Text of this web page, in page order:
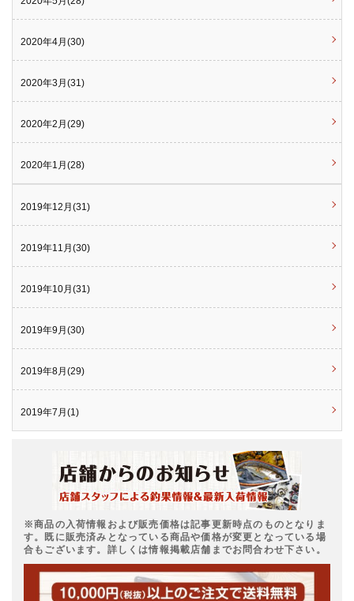
2020年4月(30)
2020年3月(31)
2020年2月(29)
2020年1月(28)
2019年12月(31)
2019年11月(30)
2019年10月(31)
2019年9月(30)
2019年8月(29)
2019年7月(1)
※商品の入荷情報および販売価格は記事更新時点のものとなりま
す。既に販売済みとなっている商品や価格が変更となっている場
合もございます。詳しくは情報掲載店舗までお問合わせ下さい。